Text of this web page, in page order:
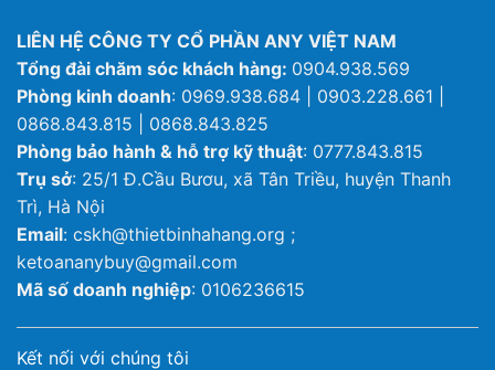
LIÊN HỆ CÔNG TY CỔ PHẦN ANY VIỆT NAM
Tổng đài chăm sóc khách hàng: 0904.938.569
Phòng kinh doanh: 0969.938.684 | 0903.228.661 |
0868.843.815 | 0868.843.825
Phòng bảo hành & hỗ trợ kỹ thuật: 0777.843.815
Trụ sở: 25/1 Đ.Cầu Bươu, xã Tân Triều, huyện Thanh
Trì, Hà Nội
Email: cskh@thietbinhahang.org ;
ketoananybuy@gmail.com
Mã số doanh nghiệp: 0106236615
Kết nối với chúng tôi